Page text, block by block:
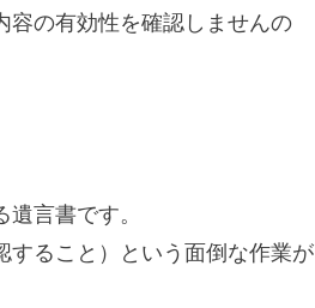
容の有効性を確認しませんの
言書です。
ること）という面倒な作業が